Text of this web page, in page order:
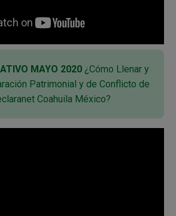
MAYO 2020 ¿Cómo Llenar y
Patrimonial y de Conflicto de
Coahuila México?